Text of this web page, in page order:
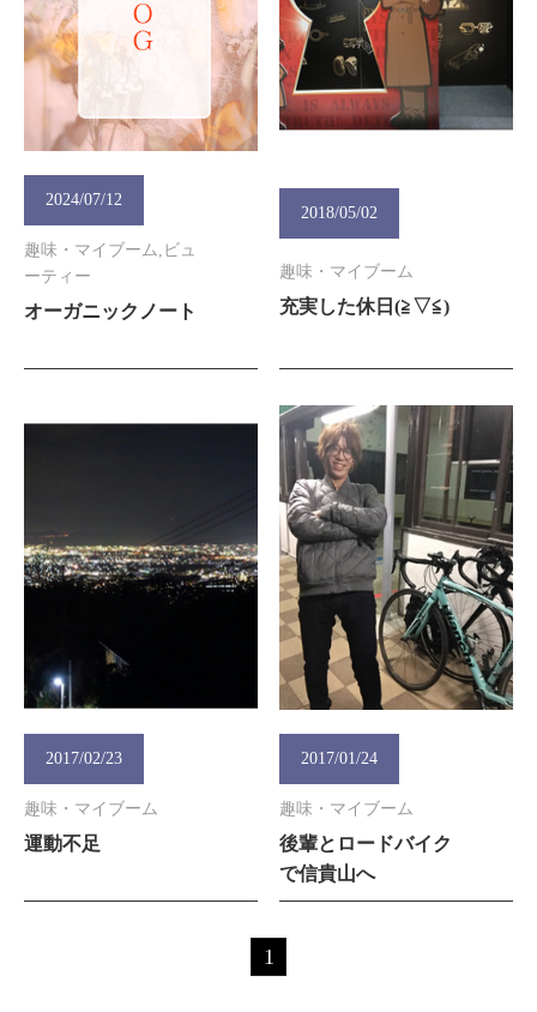
2024/07/12
趣味・マイブーム,ビュ
ーティー
オーガニックノート
2018/05/02
趣味・マイブーム
充実した休日(≧▽≦)
2017/02/23
趣味・マイブーム
運動不足
2017/01/24
趣味・マイブーム
後輩とロードバイク
で信貴山へ
1